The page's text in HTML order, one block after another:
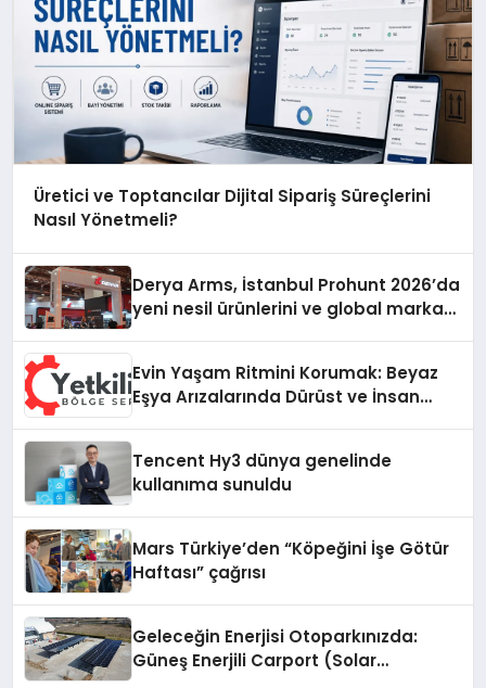
Üretici ve Toptancılar Dijital Sipariş Süreçlerini
Nasıl Yönetmeli?
Derya Arms, İstanbul Prohunt 2026’da
yeni nesil ürünlerini ve global marka
Evin Yaşam Ritmini Korumak: Beyaz
Eşya Arızalarında Dürüst ve İnsan
Tencent Hy3 dünya genelinde
kullanıma sunuldu
Mars Türkiye’den “Köpeğini İşe Götür
Haftası” çağrısı
Geleceğin Enerjisi Otoparkınızda:
Güneş Enerjili Carport (Solar